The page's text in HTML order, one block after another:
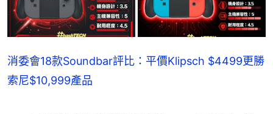
消委會18款Soundbar評比：平價Klipsch $4499更勝
索尼$10,999產品